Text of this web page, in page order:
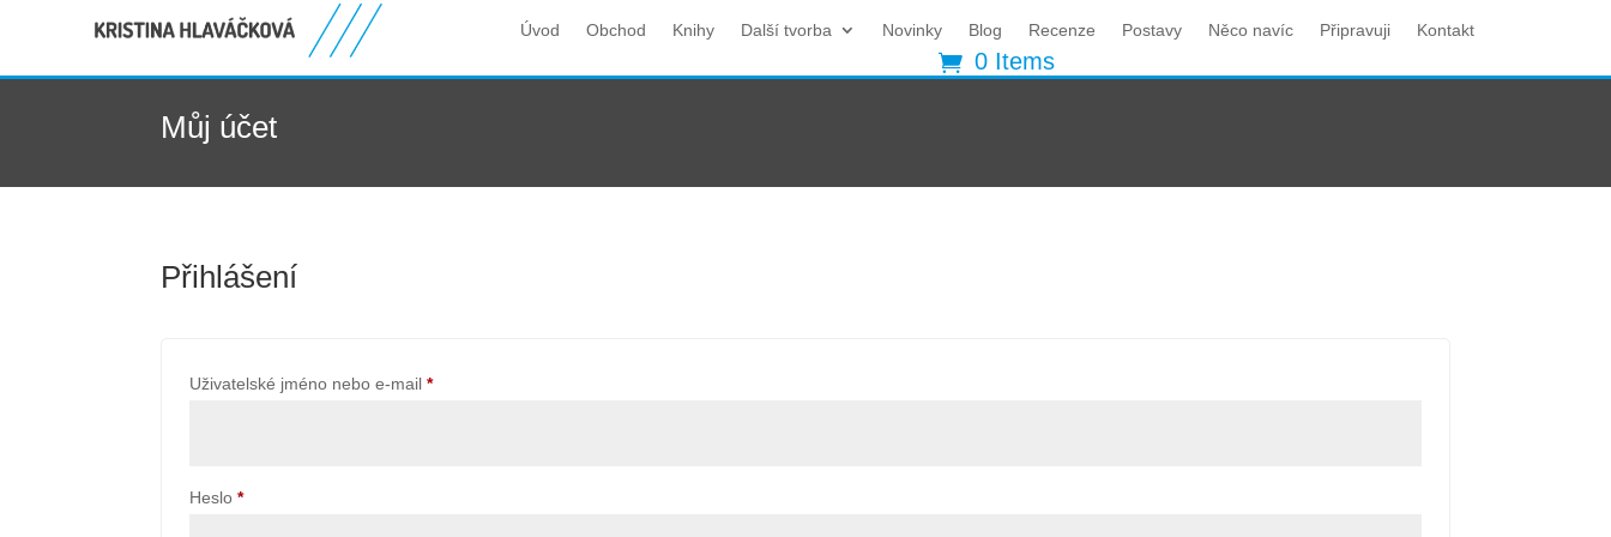
Úvod Obchod Knihy Další tvorba Novinky Blog Recenze Postavy Něco navíc Připravuji Kontakt
0 Items
Můj účet
Přihlášení
Uživatelské jméno nebo e-mail*Povinné
Heslo*Povinné